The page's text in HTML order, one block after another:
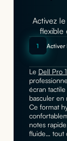
Activez
flexible
1 Activer
Le Dell Pro
écran
basculer en
Ce format
notes
fluide… tout